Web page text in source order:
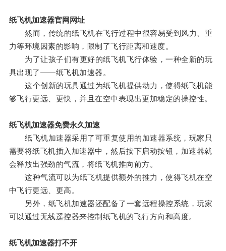
纸飞机加速器官网网址
然而，传统的纸飞机在飞行过程中很容易受到风力、重
力等环境因素的影响，限制了飞行距离和速度。
为了让孩子们有更好的纸飞机飞行体验，一种全新的玩
具出现了——纸飞机加速器。
这个创新的玩具通过为纸飞机提供动力，使得纸飞机能
够飞行更远、更快，并且在空中表现出更加稳定的操控性。
纸飞机加速器免费永久加速
纸飞机加速器采用了可重复使用的加速器系统，玩家只
需要将纸飞机插入加速器中，然后按下启动按钮，加速器就
会释放出强劲的气流，将纸飞机推向前方。
这种气流可以为纸飞机提供额外的推力，使得飞机在空
中飞行更远、更高。
另外，纸飞机加速器还配备了一套远程操控系统，玩家
可以通过无线遥控器来控制纸飞机的飞行方向和高度。
纸飞机加速器打不开